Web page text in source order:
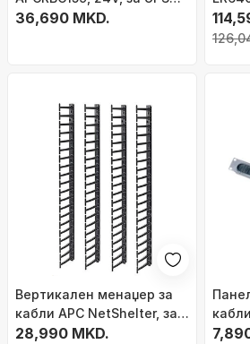
APC
36,690 MKD.
Вертикален менаџер за
кабли APC NetShelter, за
кабинети rack, црн
28,990 MKD.
1U,